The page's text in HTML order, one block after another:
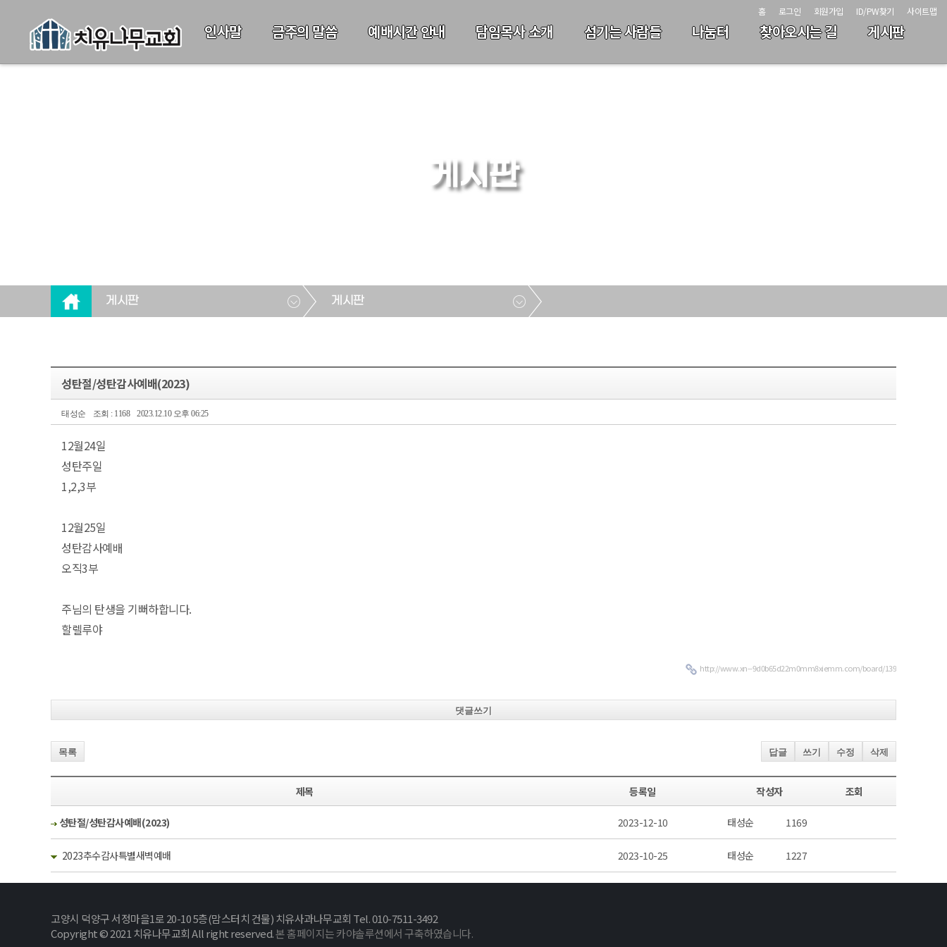
인사말 금주의 말씀 예배시간 안내 담임목사 소개 섬기는 사람들 나눔터 찾아오시는 길 게시판
홈 로그인 회원가입 ID/PW찾기 사이트맵
게시판
게시판 게시판
성탄절/성탄감사예배(2023)
태성순 조회 : 1168 2023.12.10 오후 06:25
12월24일
성탄주일
1,2,3부
12월25일
성탄감사예배
오직3부
주님의 탄생을 기뻐하합니다.
할렐루야
http://www.xn--9d0b65d22m0mm8xiemm.com/board/139
댓글쓰기
목록 답글 쓰기 수정 삭제
제목 등록일 작성자 조회
성탄절/성탄감사예배(2023) 2023-12-10 태성순 1169
2023추수감사특별새벽예배 2023-10-25 태성순 1227
고양시 덕양구 서정마을1로 20-10 5층(맘스터치 건물) 치유사과나무교회 Tel. 010-7511-3492
Copyright © 2021 치유나무교회 All right reserved.본 홈페이지는 카야솔루션에서 구축하였습니다.